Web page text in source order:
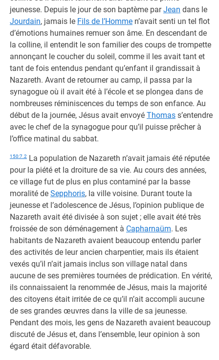
jeunesse. Depuis le jour de son baptème parJean dans le
Jourdain, jamais le Fils de l’Homme n’avait senti un tel flot
d’émotions humaines remuer son âme. En descendant de
la colline, il entendit le son familier des coups de trompette
annonçant le coucher du soleil, comme il les avait tant et
tant de fois entendus pendant qu’enfant il grandissait à
Nazareth. Avant de retourner au camp, il passa par la
synagogue où il avait été à l’école et se plongea dans de
nombreuses réminiscences du temps de son enfance. Au
début de la journée, Jésus avait envoyé Thomas s’entendre
avec le chef de la synagogue pour qu’il puisse prêcher à
l’office matinal du sabbat.
150:7.2 La population de Nazareth n’avait jamais été réputée
pour la piété et la droiture de sa vie. Au cours des années,
ce village fut de plus en plus contaminé par la basse
moralité de Sepphoris, la ville voisine. Durant toute la
jeunesse et l’adolescence de Jésus, l’opinion publique de
Nazareth avait été divisée à son sujet ; elle avait été très
froissée de son déménagement à Capharnaüm. Les
habitants de Nazareth avaient beaucoup entendu parler
des activités de leur ancien charpentier, mais ils étaient
vexés qu’il n’ait jamais inclus son village natal dans
aucune de ses premières tournées de prédication. En vérité,
ils connaissaient la renommée de Jésus, mais la majorité
des citoyens était irritée de ce qu’il n’ait accompli aucune
de ses grandes œuvres dans la ville de sa jeunesse.
Pendant des mois, les gens de Nazareth avaient beaucoup
discuté de Jésus et, dans l’ensemble, leur opinion à son
égard était défavorable.